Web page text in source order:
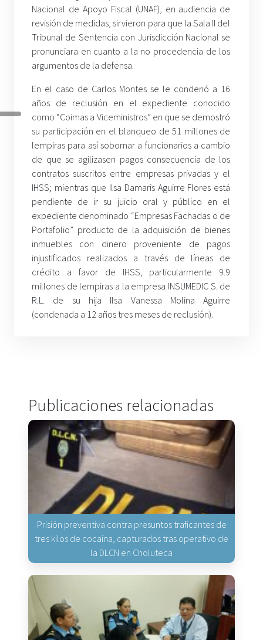
Nacional de Apoyo Fiscal (UNAF), en audiencia de
revisión de medidas, sirvieron para que la Sala II del
Tribunal de Sentencia con Jurisdicción Nacional se
pronunciara en cuanto a la no procedencia de los
argumentos de la defensa.
En el caso de Carlos Montes se le condenó a 16
años de reclusión en el expediente conocido
como “Coimas a Viceministros” en que se demostró
su participación en el blanqueo de 51 millones de
lempiras para así sobornar a funcionarios a cambio
de que se agilizasen pagos consecuencia de los
contratos suscritos entre empresas privadas y el
IHSS; mientras que Ilsa Damaris Aguirre Flores está
pendiente de ir su juicio oral y público en el
expediente denominado “Empresas Fachadas o de
Portafolio” producto de la adquisición de bienes
inmuebles con dinero proveniente de pagos
injustificados realizados a través de líneas de
crédito a favor de IHSS, particularmente 9.9
millones de lempiras a la empresa INSUMEDIC S. de
R.L. de su hija Ilsa Vanessa Molina Aguirre
(condenada a 12 años tres meses de reclusión).
Publicaciones relacionadas
Prisión preventiva contra presuntos traficantes de
tres kilos de cocaína, capturados tras operativo de
la DLCN en Choluteca